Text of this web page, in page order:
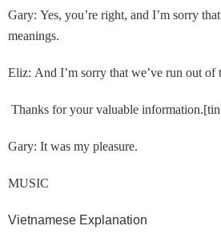
Gary: Yes, you’re right, and I’m sorry
meanings.
Eliz: And I’m sorry that we’ve run out of
Thanks for your valuable
Gary: It was my pleasure.
MUSIC
Vietnamese Explanation